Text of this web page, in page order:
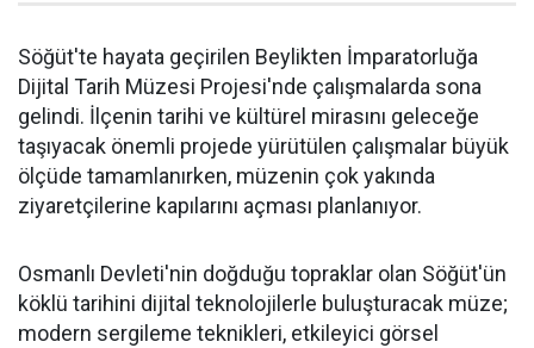
Söğüt'te hayata geçirilen Beylikten İmparatorluğa
Dijital Tarih Müzesi Projesi'nde çalışmalarda sona
gelindi. İlçenin tarihi ve kültürel mirasını geleceğe
taşıyacak önemli projede yürütülen çalışmalar büyük
ölçüde tamamlanırken, müzenin çok yakında
ziyaretçilerine kapılarını açması planlanıyor.
Osmanlı Devleti'nin doğduğu topraklar olan Söğüt'ün
köklü tarihini dijital teknolojilerle buluşturacak müze;
modern sergileme teknikleri, etkileyici görsel